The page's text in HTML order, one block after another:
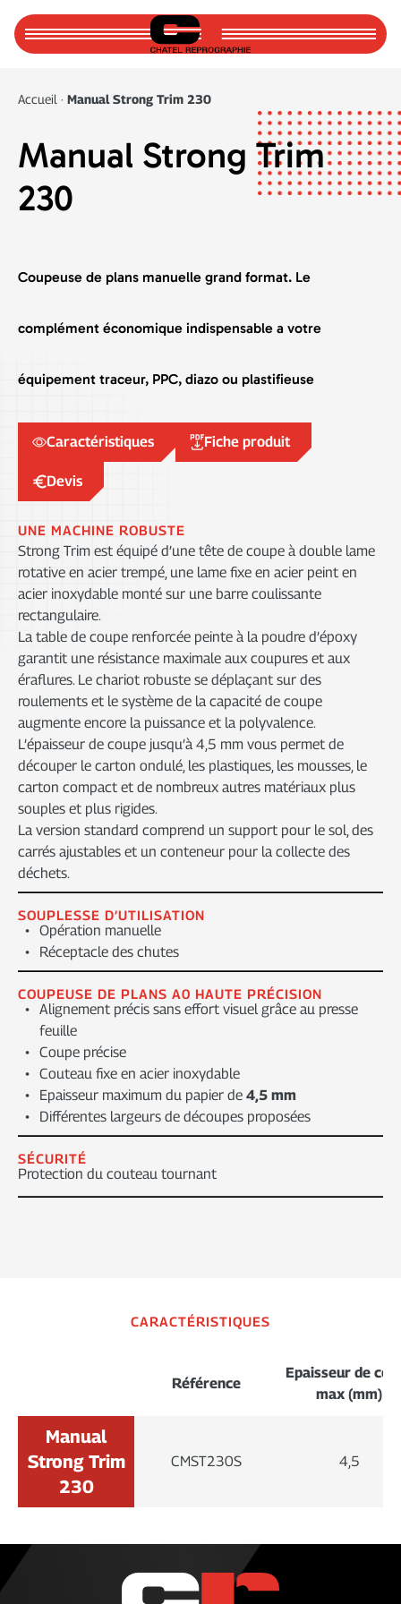
Accueil
Actualités
Pour nous joindre
PLIAGE
PLIAGE & DÉCOUPE DE PLANS
NUMÉRISATION
Accueil · Manual Strong Trim 230
Manual Strong Trim
230
Coupeuse de plans manuelle grand format. Le
complément économique indispensable a votre
équipement traceur, PPC, diazo ou plastifieuse
Caractéristiques Fiche produit
Devis
UNE MACHINE ROBUSTE
Strong Trim est équipé d’une tête de coupe à double lame
rotative en acier trempé, une lame fixe en acier peint en
acier inoxydable monté sur une barre coulissante
rectangulaire.
La table de coupe renforcée peinte à la poudre d’époxy
garantit une résistance maximale aux coupures et aux
éraflures. Le chariot robuste se déplaçant sur des
roulements et le système de la capacité de coupe
augmente encore la puissance et la polyvalence.
L’épaisseur de coupe jusqu’à 4,5 mm vous permet de
découper le carton ondulé, les plastiques, les mousses, le
carton compact et de nombreux autres matériaux plus
souples et plus rigides.
La version standard comprend un support pour le sol, des
carrés ajustables et un conteneur pour la collecte des
déchets.
SOUPLESSE D’UTILISATION
Opération manuelle
Réceptacle des chutes
COUPEUSE DE PLANS A0 HAUTE PRÉCISION
Alignement précis sans effort visuel grâce au presse
feuille
Coupe précise
Couteau fixe en acier inoxydable
Epaisseur maximum du papier de 4,5 mm
Différentes largeurs de découpes proposées
SÉCURITÉ
Protection du couteau tournant
CARACTÉRISTIQUES
Référence
Epaisseur de
max (mm)
Manual
Strong Trim
230
CMST230S 4,5